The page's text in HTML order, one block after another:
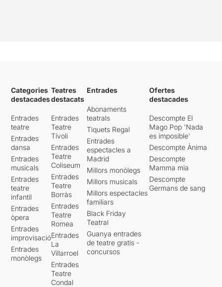
Categories
destacades
Entrades
teatre
Entrades
dansa
Entrades
musicals
Entrades
teatre
infantil
Entrades
òpera
Entrades
improvisació
Entrades
monòlegs
Teatres
destacats
Entrades
Teatre
Tívoli
Entrades
Teatre
Coliseum
Entrades
Teatre
Borràs
Entrades
Teatre
Romea
Entrades
La
Villarroel
Entrades
Teatre
Condal
Entrades
Abonaments
teatrals
Tiquets Regal
Entrades
espectacles a
Madrid
Millors monòlegs
Millors musicals
Millors espectacles
familiars
Black Friday
Teatral
Guanya entrades
de teatre gratis -
concursos
Ofertes
destacades
Descompte El
Mago Pop 'Nada
es imposible'
Descompte Ànima
Descompte
Mamma mia
Descompte
Germans de sang